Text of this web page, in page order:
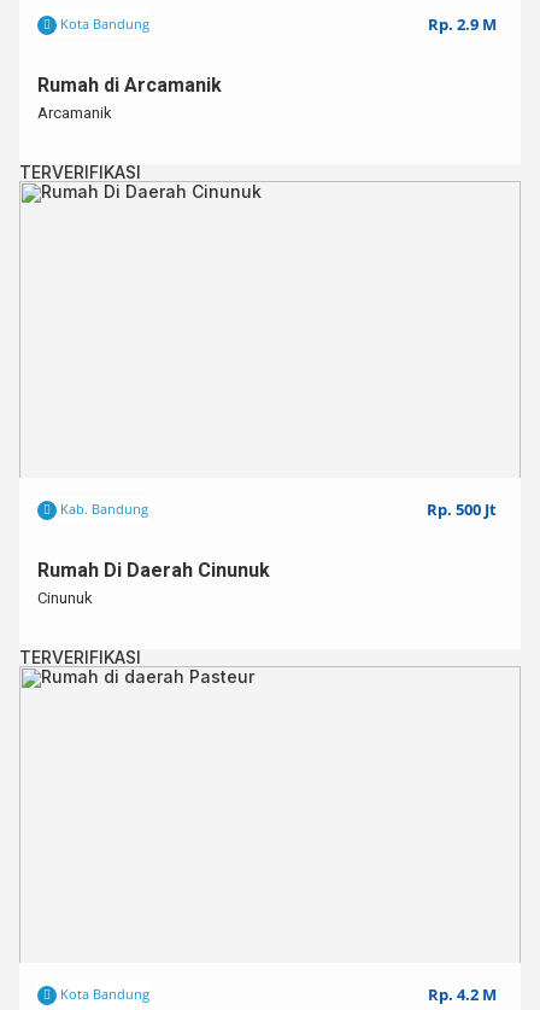
Kota Bandung Rp. 2.9 M
Rumah di Arcamanik
Arcamanik
TERVERIFIKASI
Kab. Bandung Rp. 500 Jt
Rumah Di Daerah Cinunuk
Cinunuk
TERVERIFIKASI
Kota Bandung Rp. 4.2 M